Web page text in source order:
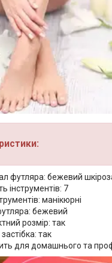
футляра: бежевий
інструментів: 7
манікюрні
бежевий
розмір: так
так
для домашнього та